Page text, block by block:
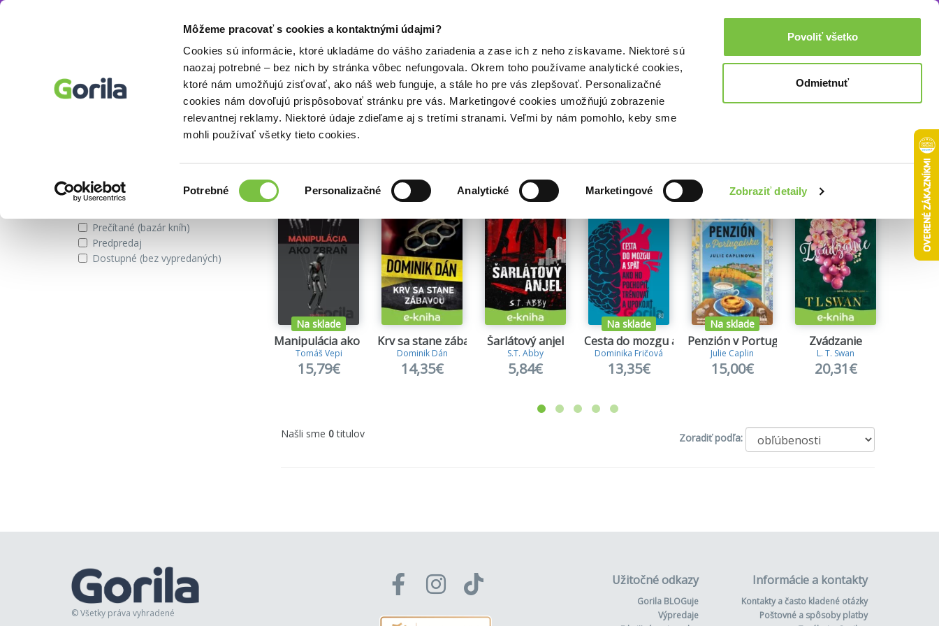
Môžeme pracovať s cookies a kontaktnými údajmi?
Cookies sú informácie, ktoré ukladáme do vášho zariadenia a zase ich z neho získavame. Niektoré sú
naozaj potrebné – bez nich by stránka vôbec nefungovala. Okrem toho používame analytické cookies,
ktoré nám umožňujú zisťovať, ako náš web funguje, a stále ho pre vás zlepšovať. Personalizačné
cookies nám dovoľujú prispôsobovať stránku pre vás. Marketingové cookies umožňujú zobrazenie
relevantnej reklamy. Niektoré údaje zdieľame aj s tretími stranami. Veľmi by nám pomohlo, keby sme
mohli používať všetky tieto cookies.
súhlasu
Potrebné Personalizačné Analytické Marketingové Zobraziť detaily
Povoliť všetko
Odmietnuť
Doplnky Prihlásenie 0,00€
Big School of Drawing Akcie a zľavy
Séria Big School of Drawing
Novinky
Zľavnené tituly
Prečítané (bazár kníh)
Predpredaj
Dostupné (bez vypredaných)
Na sklade
Manipulácia ako zbraň
Tomáš Vepi
15,79€
Krv sa stane zábavou
Dominik Dán
14,35€
Šarlátový anjel
S.T. Abby
5,84€
Na sklade
Cesta do mozgu a späť
Dominika Fričová
13,35€
Na sklade
Penzión v Portugalsku
Julie Caplin
15,00€
Zvádzanie
L. T. Swan
20,31€
Našli sme 0titulov Zoradiť podľa:
© Všetky práva vyhradené
Užitočné odkazy
Gorila BLOGuje
Výpredaje
Informácie a kontakty
Kontakty a často kladené otázky
Poštovné a spôsoby platby